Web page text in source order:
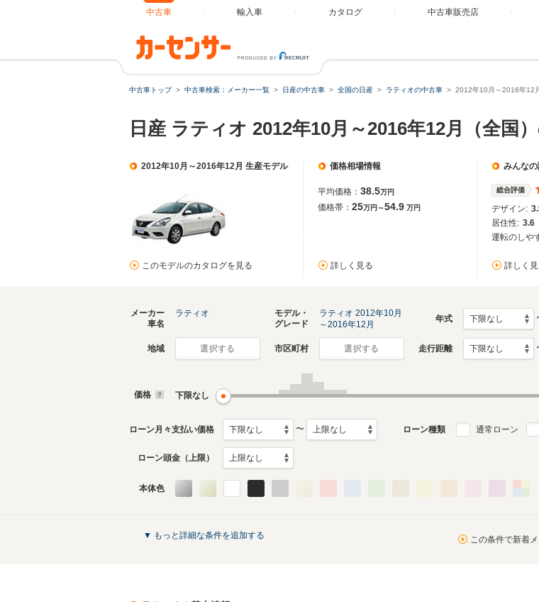
中古車 輸入車 カタログ 中古車販売店
中古車トップ 中古車検索：メーカー一覧 日産の中古車 全国の日産 ラティオの中古車 2012年10月～2016年12
日産 ラティオ 2012年10月～2016年12月（全国
2012年10月～2016年12月 生産モデル
このモデルのカタログを見る
価格相場情報
平均価格： 38.5万円
価格帯： 25万円～54.9 万円
詳しく見る
みんな
総合評価
デザイン:
居住性: 3.6
運転のしや
詳しく
メーカー
車名
ラティオ
モデル・
グレード
ラティオ 2012年10月
～2016年12月
年式
地域 選択する 市区町村 選択する 走行距離
価格 下限なし
ローン月々支払い価格 〜 ローン種類 通常ローン
ローン頭金（上限）
本体色
▼ もっと詳細な条件を追加する この条件で新着